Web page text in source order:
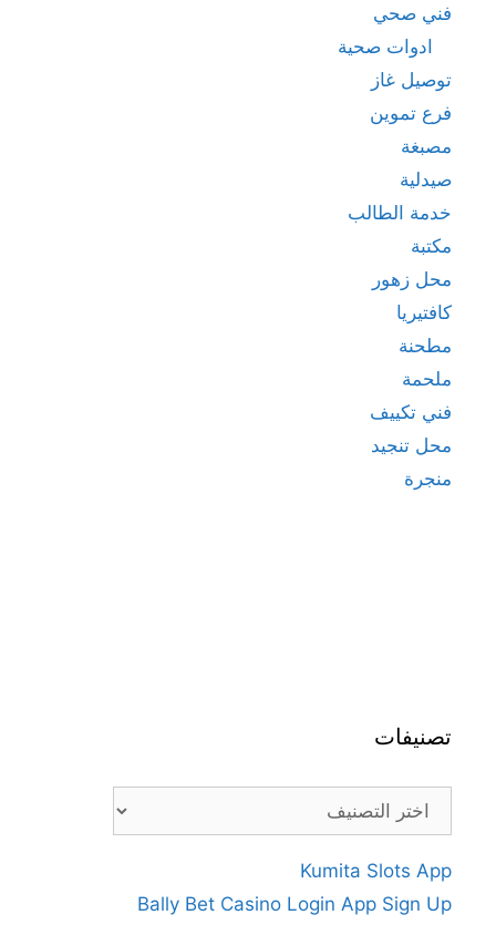
فني صحي
ادوات صحية
توصيل غاز
فرع تموين
مصبغة
صيدلية
خدمة الطالب
مكتبة
محل زهور
كافتيريا
مطحنة
ملحمة
فني تكييف
محل تنجيد
منجرة
تصنيفات
تصنيفات
Kumita Slots App
Bally Bet Casino Login App Sign Up